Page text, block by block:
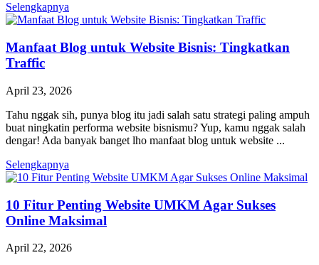
Selengkapnya
Manfaat Blog untuk Website Bisnis: Tingkatkan
Traffic
April 23, 2026
Tahu nggak sih, punya blog itu jadi salah satu strategi paling ampuh
buat ningkatin performa website bisnismu? Yup, kamu nggak salah
dengar! Ada banyak banget lho manfaat blog untuk website ...
Selengkapnya
10 Fitur Penting Website UMKM Agar Sukses
Online Maksimal
April 22, 2026